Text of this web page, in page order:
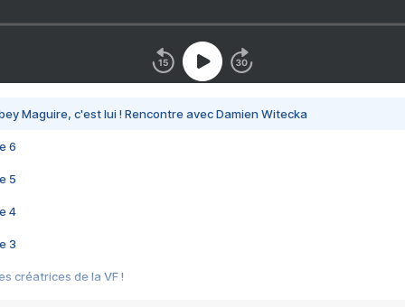
Maguire, c'est lui ! Rencontre avec Damien Witecka
6
5
4
3
créatrices de la VF !